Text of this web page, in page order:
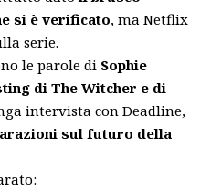
si è verificato, ma Netflix
serie.
le parole di Sophie
di The Witcher e di
intervista con Deadline,
sul futuro della